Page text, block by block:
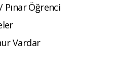
Öğrenci
Vardar